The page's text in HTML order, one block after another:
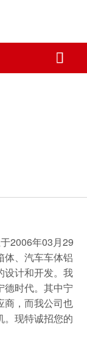

2006年03月29
体、汽车车体铝
设计和开发。我
德时代。其中宁
商，而我公司也
。现特诚招您的